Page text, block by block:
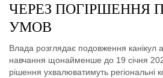
ЧЕРЕЗ ПОГІРШЕННЯ
УМОВ
Влада розглядає подовження канікул
навчання щонайменше до 19 січня
рішення ухвалюватимуть регіональні